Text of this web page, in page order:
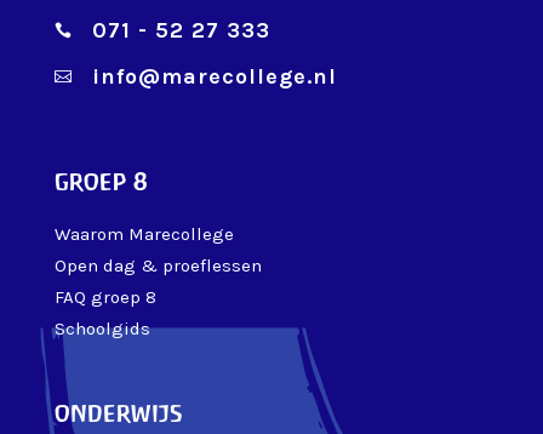
 071 - 52 27 333
 info@marecollege.nl
groep 8
Waarom Marecollege
Open dag & proeflessen
FAQ groep 8
Schoolgids
onderwijs